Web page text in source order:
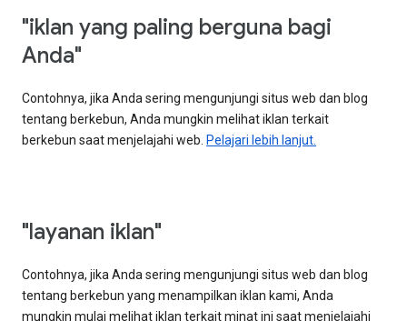
"iklan yang paling berguna bagi
Anda"
Contohnya, jika Anda sering mengunjungi situs web dan blog
tentang berkebun, Anda mungkin melihat iklan terkait
berkebun saat menjelajahi web. Pelajari lebih lanjut.
"layanan iklan"
Contohnya, jika Anda sering mengunjungi situs web dan blog
tentang berkebun yang menampilkan iklan kami, Anda
mungkin mulai melihat iklan terkait minat ini saat menjelajahi